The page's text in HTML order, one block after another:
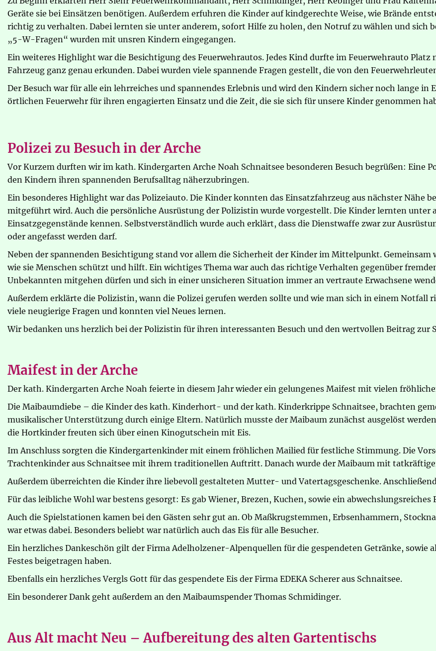
Geräte sie bei Einsätzen benötigen. Außerdem erfuhren die Kinder auf kindgerechte Weise, wie Brände
richtig zu verhalten. Dabei lernten sie unter anderem, sofort Hilfe zu holen, den Notruf zu wählen und sich
„5-W-Fragen“ wurden mit unsren Kindern eingegangen.
Ein weiteres Highlight war die Besichtigung des Feuerwehrautos. Jedes Kind durfte im Feuerwehrauto
Fahrzeug ganz genau erkunden. Dabei wurden viele spannende Fragen gestellt, die von den
Der Besuch war für alle ein lehrreiches und spannendes Erlebnis und wird den Kindern sicher noch lange
örtlichen Feuerwehr für ihren engagierten Einsatz und die Zeit, die sie sich für unsere Kinder genommen
Polizei zu Besuch in der Arche
Vor Kurzem durften wir im kath. Kindergarten Arche Noah Schnaitsee besonderen Besuch begrüßen: Eine
den Kindern ihren spannenden Berufsalltag näherzubringen.
Ein besonderes Highlight war das Polizeiauto. Die Kinder konnten das Einsatzfahrzeug aus nächster Nähe
mitgeführt wird. Auch die persönliche Ausrüstung der Polizistin wurde vorgestellt. Die Kinder lernten unter
Einsatzgegenstände kennen. Selbstverständlich wurde auch erklärt, dass die Dienstwaffe zwar zur
oder angefasst werden darf.
Neben der spannenden Besichtigung stand vor allem die Sicherheit der Kinder im Mittelpunkt. Gemeinsam
wie sie Menschen schützt und hilft. Ein wichtiges Thema war auch das richtige Verhalten gegenüber
Unbekannten mitgehen dürfen und sich in einer unsicheren Situation immer an vertraute Erwachsene
Außerdem erklärte die Polizistin, wann die Polizei gerufen werden sollte und wie man sich in einem
viele neugierige Fragen und konnten viel Neues lernen.
Wir bedanken uns herzlich bei der Polizistin für ihren interessanten Besuch und den wertvollen Beitrag
Maifest in der Arche
Der kath. Kindergarten Arche Noah feierte in diesem Jahr wieder ein gelungenes Maifest mit vielen
Die Maibaumdiebe – die Kinder des kath. Kinderhort- und der kath. Kinderkrippe Schnaitsee, brachten
musikalischer Unterstützung durch einige Eltern. Natürlich musste der Maibaum zunächst ausgelöst
die Hortkinder freuten sich über einen Kinogutschein mit Eis.
Im Anschluss sorgten die Kindergartenkinder mit einem fröhlichen Mailied für festliche Stimmung. Die
Trachtenkinder aus Schnaitsee mit ihrem traditionellen Auftritt. Danach wurde der Maibaum mit
Außerdem überreichten die Kinder ihre liebevoll gestalteten Mutter- und Vatertagsgeschenke.
Für das leibliche Wohl war bestens gesorgt: Es gab Wiener, Brezen, Kuchen, sowie ein
Auch die Spielstationen kamen bei den Gästen sehr gut an. Ob Maßkrugstemmen, Erbsenhammern,
war etwas dabei. Besonders beliebt war natürlich auch das Eis für alle Besucher.
Ein herzliches Dankeschön gilt der Firma Adelholzener-Alpenquellen⁠ für die gespendeten Getränke, sowie
Festes beigetragen haben.
Ebenfalls ein herzliches Vergls Gott für das gespendete Eis der Firma EDEKA Scherer aus Schnaitsee.
Ein besonderer Dank geht außerdem an den Maibaumspender Thomas Schmidinger.
Aus Alt macht Neu – Aufbereitung des alten Gartentischs